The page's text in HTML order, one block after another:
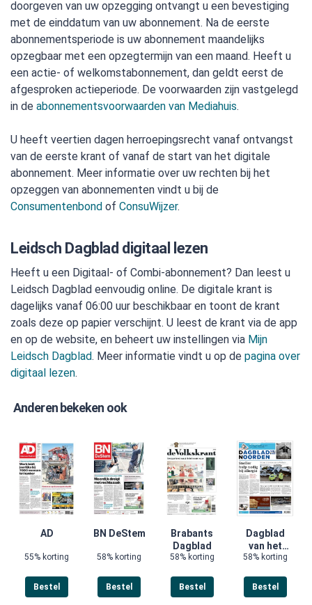
doorgeven van uw opzegging ontvangt u een bevestiging
met de einddatum van uw abonnement. Na de eerste
abonnementsperiode is uw abonnement maandelijks
opzegbaar met een opzegtermijn van een maand. Heeft u
een actie- of welkomstabonnement, dan geldt eerst de
afgesproken actieperiode. De voorwaarden zijn vastgelegd
in de abonnementsvoorwaarden van Mediahuis.
U heeft veertien dagen herroepingsrecht vanaf ontvangst
van de eerste krant of vanaf de start van het digitale
abonnement. Meer informatie over uw rechten bij het
opzeggen van abonnementen vindt u bij de
Consumentenbond of ConsuWijzer.
Leidsch Dagblad digitaal lezen
Heeft u een Digitaal- of Combi-abonnement? Dan leest u
Leidsch Dagblad eenvoudig online. De digitale krant is
dagelijks vanaf 06:00 uur beschikbaar en toont de krant
zoals deze op papier verschijnt. U leest de krant via de app
en op de website, en beheert uw instellingen via Mijn
Leidsch Dagblad. Meer informatie vindt u op de pagina over
digitaal lezen.
Anderen bekeken ook
AD
55% korting
Bestel
BN DeStem
58% korting
Bestel
Brabants
Dagblad
58% korting
Bestel
Dagblad
van het
Noorden
58% korting
Bestel